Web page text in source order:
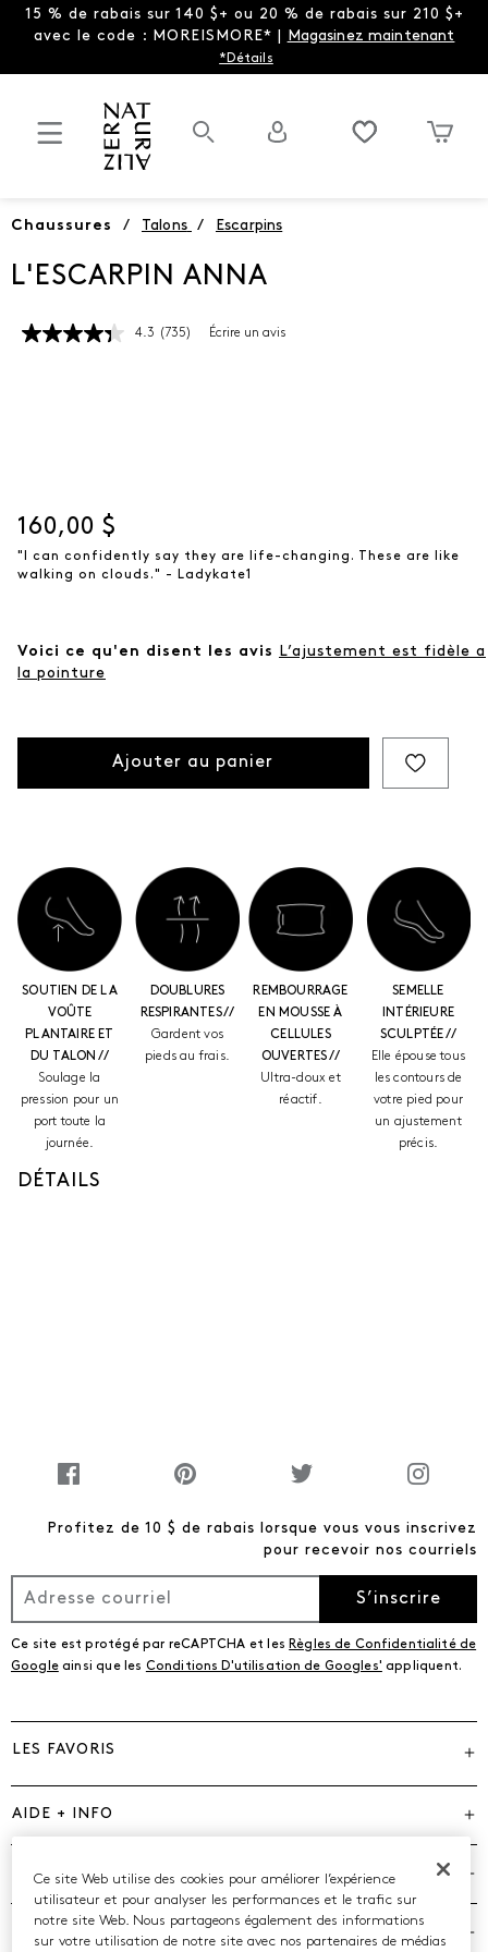
15 % de rabais sur 140 $+ ou 20 % de rabais sur 210 $+
avec le code : MOREISMORE* | Magasinez maintenant
*Détails
Chaussures / Talons / Escarpins
L'ESCARPIN ANNA
4.3 Lire
(735) Écrire un avis
Prix actuel
160,00 $
"I can confidently say they are life-changing. These are like
walking on clouds." - Ladykate1
Voici ce qu'en disent les avis
L’ajustement est fidèle a
la pointure
Ajouter au panier
SOUTIEN DE LA
VOÛTE
PLANTAIRE ET
DU TALON //
Soulage la
pression pour un
port toute la
journée.
DOUBLURES
RESPIRANTES //
Gardent vos
pieds au frais.
REMBOURRAGE
EN MOUSSE À
CELLULES
OUVERTES //
Ultra-doux et
réactif.
SEMELLE
INTÉRIEURE
SCULPTÉE //
Elle épouse tous
les contours de
votre pied pour
un ajustement
précis.
DÉTAILS
Profitez de 10 $ de rabais lorsque vous vous inscrivez
pour recevoir nos courriels
S’inscrire
Ce site est protégé par reCAPTCHA et les Règles de Confidentialité de
Googleainsi que les Conditions D'utilisation de Googles' appliquent.
LES FAVORIS
AIDE + INFO
MARQUES
Ce site Web utilise des cookies pour améliorer l’expérience
utilisateur et pour analyser les performances et le trafic sur
notre site Web. Nous partageons également des informations
sur votre utilisation de notre site avec nos partenaires de médias